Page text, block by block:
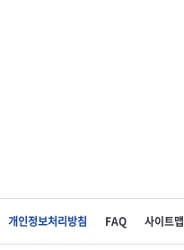
개인정보처리방침 FAQ 사이트맵